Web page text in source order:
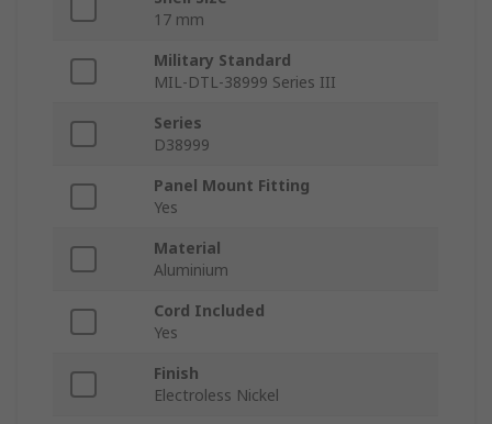
17 mm
Military Standard
MIL-DTL-38999 Series III
Series
D38999
Panel Mount Fitting
Yes
Material
Aluminium
Cord Included
Yes
Finish
Electroless Nickel